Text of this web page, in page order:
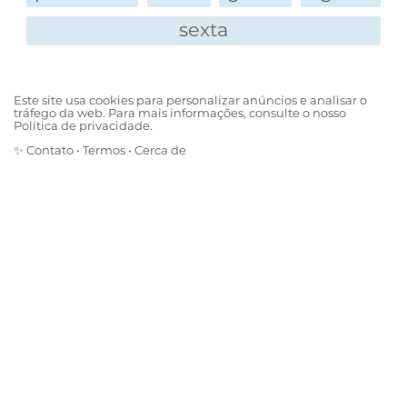
R.: uma uva esquiando.
O que é um pontinho marrom no meio do
O que é um pontinho marrom na Pré-história?
R.: é um "BROWNtossauro".
sexta
Este site usa cookies para personalizar anúncios e analisar o
tráfego da web. Para mais informações, consulte o nosso
Política de privacidade.
✨ Contato • Termos • Cerca de